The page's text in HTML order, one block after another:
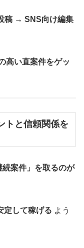
稿 → SNS向け編集
高い直案件をゲッ
トと信頼関係を
続案件」を取るのが
定して稼げる よう